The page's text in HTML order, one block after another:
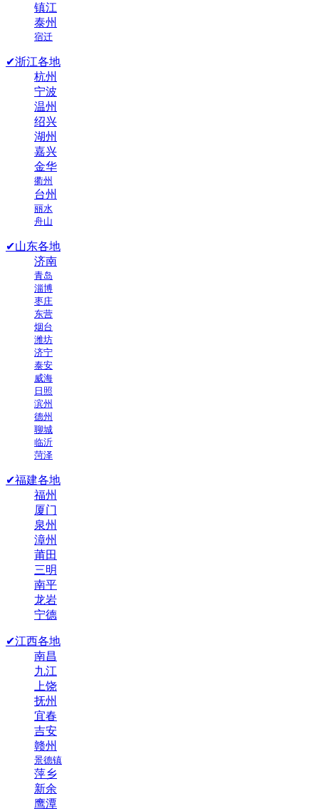
镇江
泰州
宿迁
✔浙江各地
杭州
宁波
温州
绍兴
湖州
嘉兴
金华
衢州
台州
丽水
舟山
✔山东各地
济南
青岛
淄博
枣庄
东营
烟台
潍坊
济宁
泰安
威海
日照
滨州
德州
聊城
临沂
菏泽
✔福建各地
福州
厦门
泉州
漳州
莆田
三明
南平
龙岩
宁德
✔江西各地
南昌
九江
上饶
抚州
宜春
吉安
赣州
景德镇
萍乡
新余
鹰潭